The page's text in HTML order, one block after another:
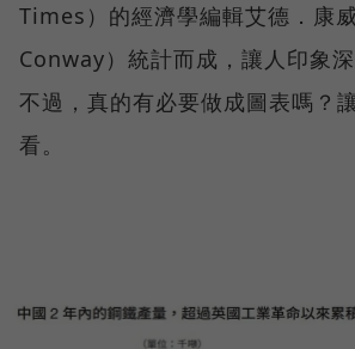
Times）的經濟學編輯艾德．康
Conway）統計而成，讓人印象深
不過，真的有必要做成圖表嗎？
看。